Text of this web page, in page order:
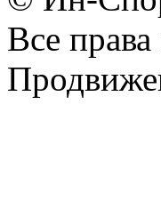
Все